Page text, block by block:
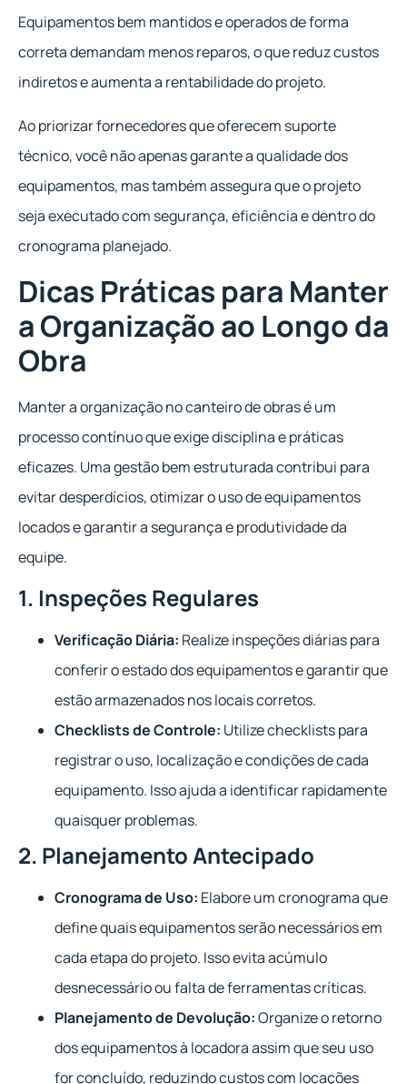
Equipamentos bem mantidos e operados de forma
correta demandam menos reparos, o que reduz custos
indiretos e aumenta a rentabilidade do projeto.
Ao priorizar fornecedores que oferecem suporte
técnico, você não apenas garante a qualidade dos
equipamentos, mas também assegura que o projeto
seja executado com segurança, eficiência e dentro do
cronograma planejado.
Dicas Práticas para Manter
a Organização ao Longo da
Obra
Manter a organização no canteiro de obras é um
processo contínuo que exige disciplina e práticas
eficazes. Uma gestão bem estruturada contribui para
evitar desperdícios, otimizar o uso de equipamentos
locados e garantir a segurança e produtividade da
equipe.
1. Inspeções Regulares
Verificação Diária: Realize inspeções diárias para
conferir o estado dos equipamentos e garantir que
estão armazenados nos locais corretos.
Checklists de Controle: Utilize checklists para
registrar o uso, localização e condições de cada
equipamento. Isso ajuda a identificar rapidamente
quaisquer problemas.
2. Planejamento Antecipado
Cronograma de Uso: Elabore um cronograma que
define quais equipamentos serão necessários em
cada etapa do projeto. Isso evita acúmulo
desnecessário ou falta de ferramentas críticas.
Planejamento de Devolução:Organize o retorno
dos equipamentos à locadora assim que seu uso
for concluído, reduzindo custos com locações